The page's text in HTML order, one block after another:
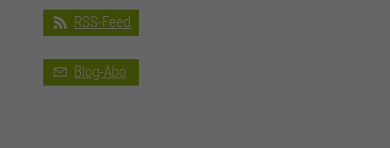
RSS-Feed
Blog-Abo